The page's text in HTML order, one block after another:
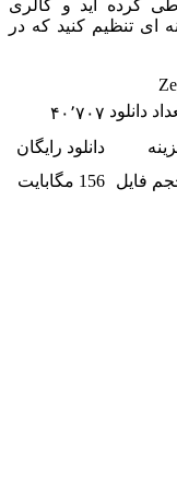
کرده اید و کالری
ای تنظیم کنید که در
دانلود ۴۰٬۷۰۷
دانلود رایگان
فایل 156 مگابایت